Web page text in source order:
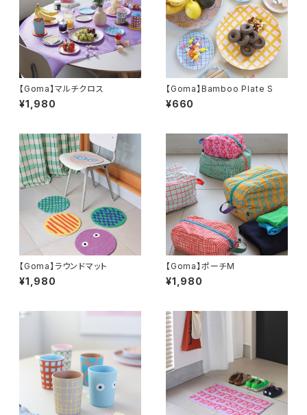
【Goma】マルチクロス
¥1,980
【Goma】Bamboo Plate S
¥660
【Goma】ラウンドマット
¥1,980
【Goma】ポーチM
¥1,980